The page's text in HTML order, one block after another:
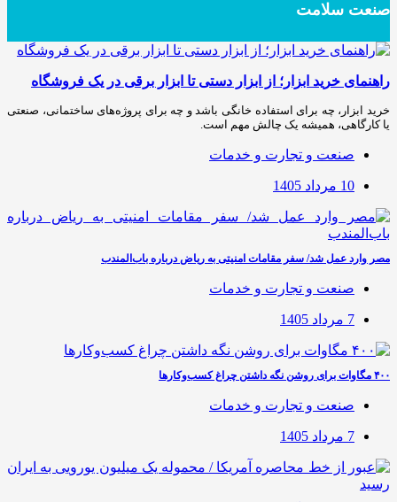
صنعت سلامت
راهنمای خرید ابزار؛ از ابزار دستی تا ابزار برقی در یک فروشگاه
خرید ابزار، چه برای استفاده خانگی باشد و چه برای پروژه‌های ساختمانی، صنعتی
یا کارگاهی، همیشه یک چالش مهم است.
صنعت و تجارت و خدمات
10 مرداد 1405
مصر وارد عمل شد/ سفر مقامات امنیتی به ریاض درباره باب‌المندب
صنعت و تجارت و خدمات
7 مرداد 1405
۴۰۰ مگاوات برای روشن نگه داشتن چراغ کسب‌وکار‌ها
صنعت و تجارت و خدمات
7 مرداد 1405